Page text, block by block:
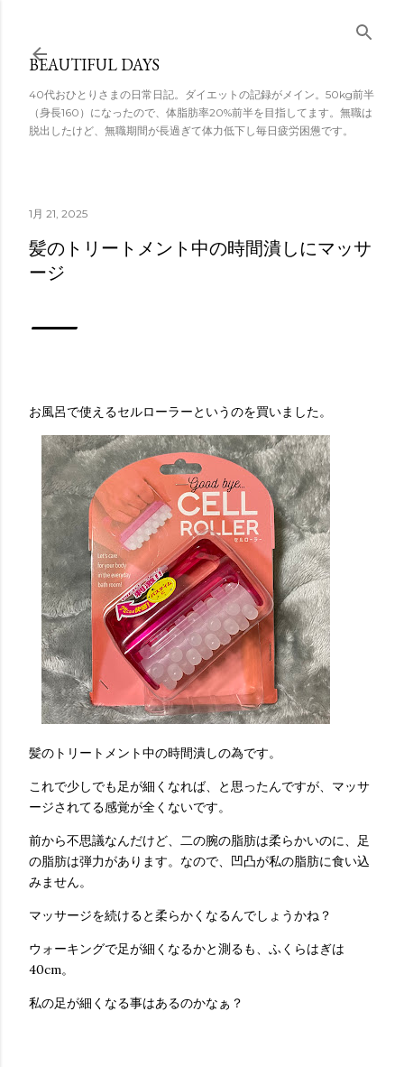
スキップしてメ
イン コンテンツ
に移動
BEAUTIFUL DAYS
40代おひとりさまの日常日記。ダイエットの記録がメイン。50kg前半
（身長160）になったので、体脂肪率20%前半を目指してます。無職は
脱出したけど、無職期間が長過ぎて体力低下し毎日疲労困憊です。
1月 21, 2025
髪のトリートメント中の時間潰しにマッサ
ージ
お風呂で使えるセルローラーというのを買いました。
髪のトリートメント中の時間潰しの為です。
これで少しでも足が細くなれば、と思ったんですが、マッサ
ージされてる感覚が全くないです。
前から不思議なんだけど、二の腕の脂肪は柔らかいのに、足
の脂肪は弾力があります。なので、凹凸が私の脂肪に食い込
みません。
マッサージを続けると柔らかくなるんでしょうかね？
ウォーキングで足が細くなるかと測るも、ふくらはぎは
40cm。
私の足が細くなる事はあるのかなぁ？